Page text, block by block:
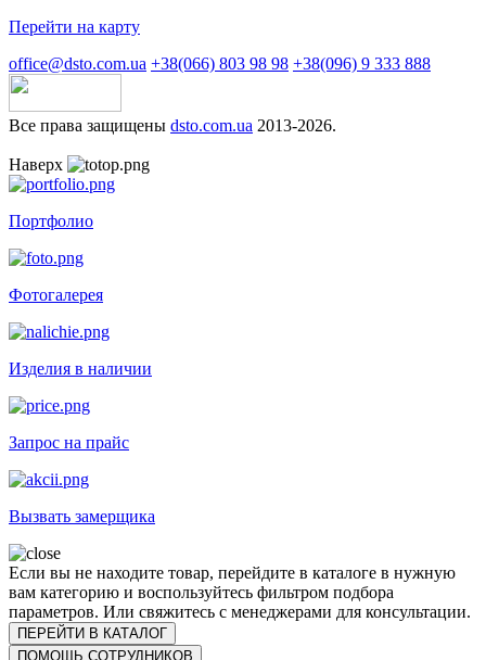
Перейти на карту
office@dsto.com.ua +38(066) 803 98 98 +38(096) 9 333 888
Все права защищены dsto.com.ua 2013-2026.
Наверх
Портфолио
Фотогалерея
Изделия в наличии
Запрос на прайс
Вызвать замерщика
Если вы не находите товар, перейдите в каталоге в нужную
вам категорию и воспользуйтесь фильтром подбора
параметров. Или свяжитесь с менеджерами для консультации.
ПЕРЕЙТИ В КАТАЛОГ
ПОМОЩЬ СОТРУДНИКОВ